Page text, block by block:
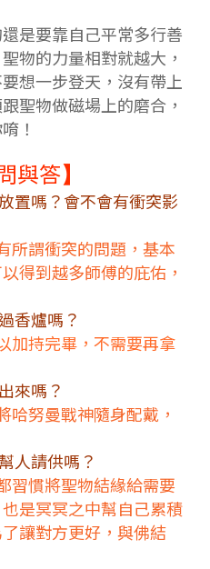
是要靠自己平常多行善
物的力量相對就越大，
想一步登天，沒有帶上
聖物做磁場上的磨合，
！
與答】
置嗎？會不會有衝突影
所謂衝突的問題，基本
得到越多師傅的庇佑，
香爐嗎？
加持完畢，不需要再拿
來嗎？
哈努曼戰神隨身配戴，
人請供嗎？
習慣將聖物結緣給需要
是冥冥之中幫自己累積
讓對方更好，與佛結